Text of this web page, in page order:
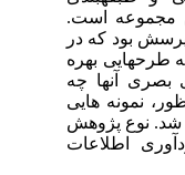
است.
که در
بهره
چه
هایی
پژوهش